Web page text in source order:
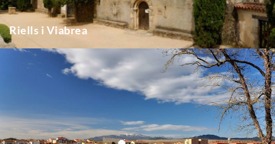
Riells i Viabrea